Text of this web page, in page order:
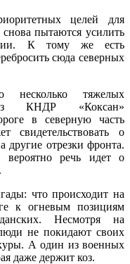
целей для
пытаются усилить
К тому же есть
сюда северных
несколько тяжелых
из КНДР «Коксан»
в северную часть
о
отрезки фронта.
вероятно речь идет о
что происходит на
к огневым позициям
Несмотря на
не покидают своих
А один из военных
даже держит коз.